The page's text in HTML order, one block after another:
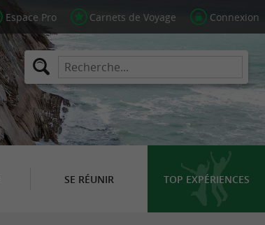
Espace Pro Carnets de Voyage Connexion
SE RÉUNIR TOP EXPÉRIENCES